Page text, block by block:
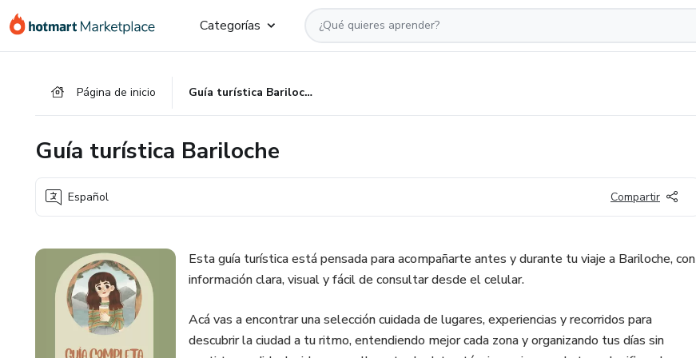
Categorías
Página de inicio Guía turística Bariloche
Guía turística Bariloche
Español Compartir
Esta guía turística está pensada para acompañarte antes y durante tu viaje a Bariloche, con
información clara, visual y fácil de consultar desde el celular.
Acá vas a encontrar una selección cuidada de lugares, experiencias y recorridos para
descubrir la ciudad a tu ritmo, entendiendo mejor cada zona y organizando tus días sin